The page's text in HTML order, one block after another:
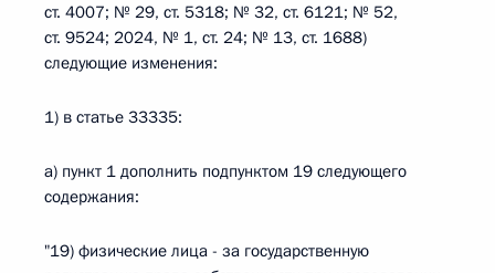
ст. 4007; № 29, ст. 5318; № 32, ст. 6121; № 52,
ст. 9524; 2024, № 1, ст. 24; № 13, ст. 1688)
следующие изменения:
1) в статье 33335:
а) пункт 1 дополнить подпунктом 19 следующего
содержания:
"19) физические лица - за государственную